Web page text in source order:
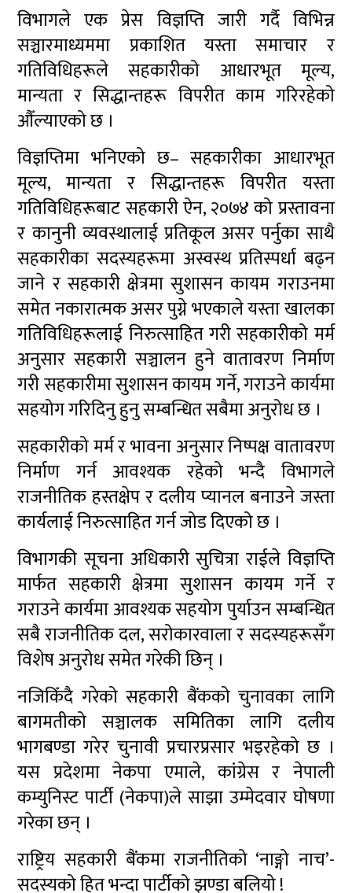
विभागले एक प्रेस विज्ञप्ति जारी गर्दै विभिन्न
सञ्चारमाध्यममा प्रकाशित यस्ता समाचार र
गतिविधिहरूले सहकारीको आधारभूत मूल्य,
मान्यता र सिद्धान्तहरू विपरीत काम गरिरहेको
औँल्याएको छ ।
विज्ञप्तिमा भनिएको छ– सहकारीका आधारभूत
मूल्य, मान्यता र सिद्धान्तहरू विपरीत यस्ता
गतिविधिहरूबाट सहकारी ऐन, २०७४ को प्रस्तावना
र कानुनी व्यवस्थालाई प्रतिकूल असर पर्नुका साथै
सहकारीका सदस्यहरूमा अस्वस्थ प्रतिस्पर्धा बढ्न
जाने र सहकारी क्षेत्रमा सुशासन कायम गराउनमा
समेत नकारात्मक असर पुग्ने भएकाले यस्ता खालका
गतिविधिहरूलाई निरुत्साहित गरी सहकारीको मर्म
अनुसार सहकारी सञ्चालन हुने वातावरण निर्माण
गरी सहकारीमा सुशासन कायम गर्ने, गराउने कार्यमा
सहयोग गरिदिनु हुनु सम्बन्धित सबैमा अनुरोध छ ।
सहकारीको मर्म र भावना अनुसार निष्पक्ष वातावरण
निर्माण गर्न आवश्यक रहेको भन्दै विभागले
राजनीतिक हस्तक्षेप र दलीय प्यानल बनाउने जस्ता
कार्यलाई निरुत्साहित गर्न जोड दिएको छ ।
विभागकी सूचना अधिकारी सुचित्रा राईले विज्ञप्ति
मार्फत सहकारी क्षेत्रमा सुशासन कायम गर्ने र
गराउने कार्यमा आवश्यक सहयोग पुर्याउन सम्बन्धित
सबै राजनीतिक दल, सरोकारवाला र सदस्यहरूसँग
विशेष अनुरोध समेत गरेकी छिन् ।
नजिकिँदै गरेको सहकारी बैंकको चुनावका लागि
बागमतीको सञ्चालक समितिका लागि दलीय
भागबण्डा गरेर चुनावी प्रचारप्रसार भइरहेको छ ।
यस प्रदेशमा नेकपा एमाले, कांग्रेस र नेपाली
कम्युनिस्ट पार्टी (नेकपा)ले साझा उम्मेदवार घोषणा
गरेका छन् ।
राष्ट्रिय सहकारी बैंकमा राजनीतिको ‘नाङ्गो नाच’-
सदस्यको हित भन्दा पार्टीको झण्डा बलियो !